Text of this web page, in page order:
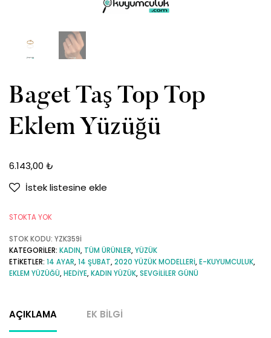
Baget Taş Top Top
Eklem Yüzüğü
6.143,00 ₺
İstek listesine ekle
STOKTA YOK
STOK KODU: YZK359İ
KATEGORILER: KADIN, TÜM ÜRÜNLER,YÜZÜK
ETIKETLER: 14 AYAR,14 ŞUBAT,2020 YÜZÜK MODELLERI,E-KUYUMCULUK,
EKLEM YÜZÜĞÜ,HEDIYE,KADIN YÜZÜK,SEVGILILER GÜNÜ
AÇIKLAMA EK BILGI